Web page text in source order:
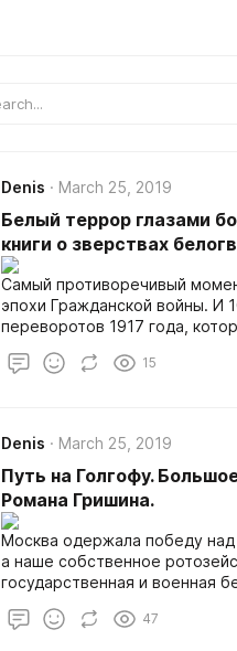
Denis March 25, 2019
Белый террор глазами
книги о зверствах
Самый противоречивый
эпохи Гражданской войны. И
переворотов 1917 года,
вновь оживило несколько
и «белом» терроре —
15
Denis March 25, 2019
Путь на Голгофу.
Романа Гришина.
Москва одержала победу
а наше собственное
государственная и военная
министра колчаковского
47